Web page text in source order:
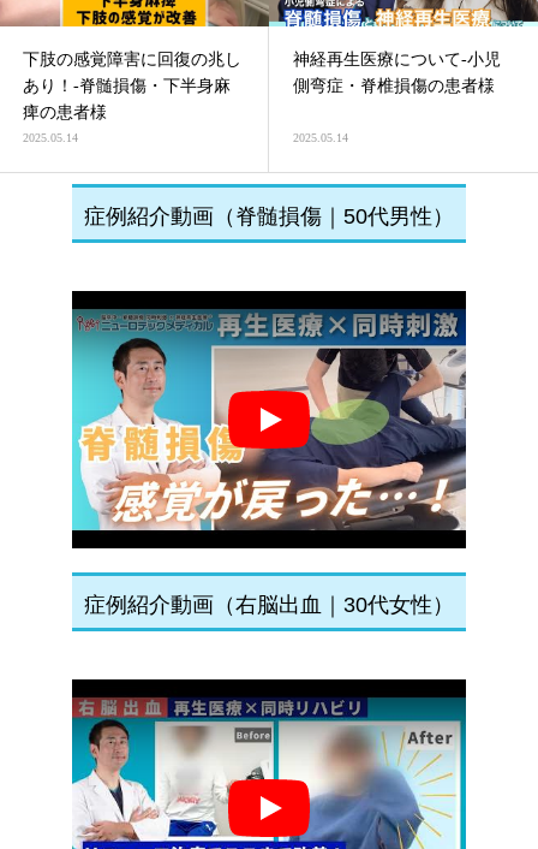
下肢の感覚障害に回復の兆し
あり！-脊髄損傷・下半身麻
痺の患者様
2025.05.14
神経再生医療について-小児
側弯症・脊椎損傷の患者様
2025.05.14
症例紹介動画（脊髄損傷｜50代男性）
Play
症例紹介動画（右脳出血｜30代女性）
Play